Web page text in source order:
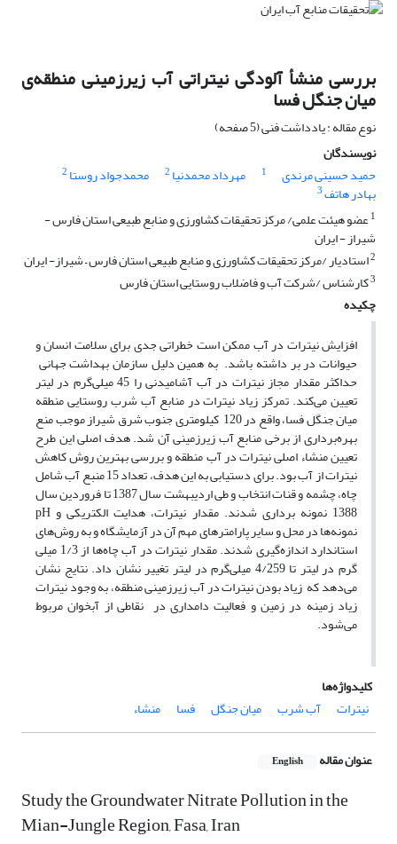
بررسی منشأ آلودگی نیتراتی آب زیرزمینی منطقه‌ی
میان جنگل فسا
نوع مقاله : یادداشت فنی (5 صفحه)
نویسندگان
حمید حسینی مرندی
1 مهرداد محمدنیا 2 محمدجواد روستا 2
بهادر هاتف3
1عضو هیئت علمی/ مرکز تحقیقات کشاورزی و منابع طبیعی استان فارس -
شیراز - ایران
2استادیار /مرکز تحقیقات کشاورزی و منابع طبیعی استان فارس – شیراز- ایران
3کارشناس /شرکت آب و فاضلاب روستایی استان فارس
چکیده
افزایش نیترات در آب ممکن است خطراتی جدی برای سلامت انسان و
حیوانات در بر داشته باشد. به همین دلیل سازمان بهداشت جهانی
حداکثر مقدار مجاز نیترات در آب آشامیدنی را 45 میلی‌گرم در لیتر
تعیین می‌کند. تمرکز زیاد نیترات در منابع آب شرب روستایی منطقه
میان جنگل فسا، واقع در 120 کیلومتری جنوب شرق شیراز موجب منع
بهره‌برداری از برخی منابع آب زیرزمینی آن شد. هدف اصلی این طرح
تعیین منشاء اصلی نیترات در آب منطقه و بررسی بهترین روش کاهش
نیترات از آب بود. برای دستیابی به این هدف، تعداد 15 منبع آب شامل
چاه، چشمه و قنات انتخاب و طی اردیبهشت سال 1387 تا فروردین سال
1388 نمونه برداری شدند. مقدار نیترات، هدایت الکتریکی و pH
نمونه‌ها در محل و سایر پارامترهای مهم آن در آزمایشگاه و به روش‌های
استاندارد اندازه‌گیری شدند. مقدار نیترات در آب چاه‌ها از 1/3 میلی
گرم در لیتر تا 4/259 میلی‌گرم در لیتر تغییر نشان داد. نتایج نشان
می‌دهد که زیاد بودن نیترات در آب زیرزمینی منطقه، به وجود نیترات
زیاد زمینه در زمین و فعالیت دامداری در نقاطی از آبخوان مربوط
می‌شود.
کلیدواژه‌ها
نیترات
آب شرب میان جنگل فسا منشاء
عنوان مقاله English
Study the Groundwater Nitrate Pollution in the
Mian-Jungle Region, Fasa, Iran